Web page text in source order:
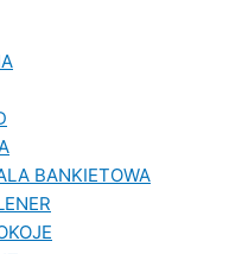
BANKIETOWA